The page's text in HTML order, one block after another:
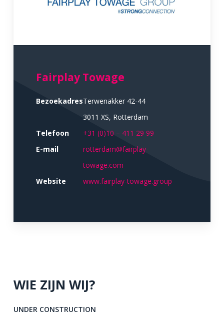
Fairplay Towage
BezoekadresTerwenakker 42-44
3011 XS, Rotterdam
Telefoon
+31 (0)10 – 411 29 99
E-mail
rotterdam@fairplay-
towage.com
Website
www.fairplay-towage.group
WIE ZIJN WIJ?
UNDER CONSTRUCTION